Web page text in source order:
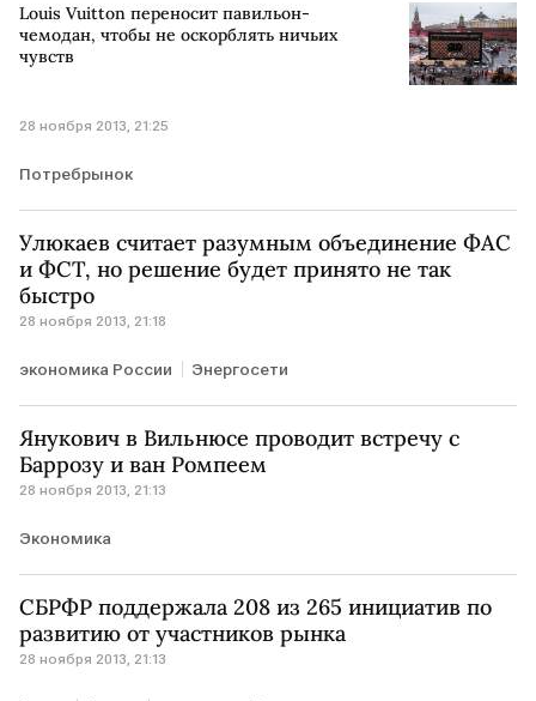
Louis Vuitton переносит павильон-
чемодан, чтобы не оскорблять ничьих
чувств
28 ноября 2013, 21:25
Потребрынок
Улюкаев считает разумным объединение ФАС
и ФСТ, но решение будет принято не так
быстро
28 ноября 2013, 21:18
экономика России Энергосети
Янукович в Вильнюсе проводит встречу с
Баррозу и ван Ромпеем
28 ноября 2013, 21:13
Экономика
СБРФР поддержала 208 из 265 инициатив по
развитию от участников рынка
28 ноября 2013, 21:13